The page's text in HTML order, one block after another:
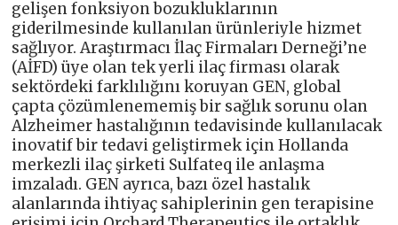
gelişen fonksiyon bozukluklarının
giderilmesinde kullanılan ürünleriyle hizmet
sağlıyor. Araştırmacı İlaç Firmaları Derneği’ne
(AİFD) üye olan tek yerli ilaç firması olarak
sektördeki farklılığını koruyan GEN, global
çapta çözümlenememiş bir sağlık sorunu olan
Alzheimer hastalığının tedavisinde kullanılacak
inovatif bir tedavi geliştirmek için Hollanda
merkezli ilaç şirketi Sulfateq ile anlaşma
imzaladı. GEN ayrıca, bazı özel hastalık
alanlarında ihtiyaç sahiplerinin gen terapisine